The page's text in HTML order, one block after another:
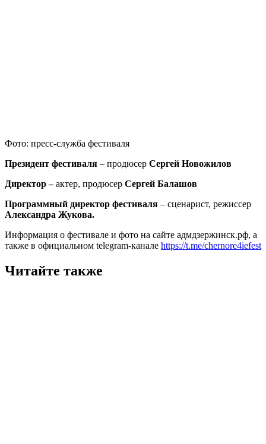
Фото: пресс-служба фестиваля
Президент фестиваля – продюсер Сергей Новожилов
Директор –актер, продюсер Сергей Балашов
Программный директор фестиваля – сценарист, режиссер
Александра Жукова.
Информация о фестивале и фото на сайте адмдзержинск.рф, а
также в официальном telegram-канале https://t.me/chernore4iefest
Читайте также